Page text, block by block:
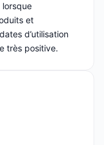
lorsque
et
d’utilisation
très positive.